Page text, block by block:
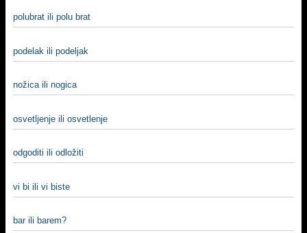
polubrat ili polu brat
podelak ili podeljak
nožica ili nogica
osvetljenje ili osvetlenje
odgoditi ili odložiti
vi bi ili vi biste
bar ili barem?